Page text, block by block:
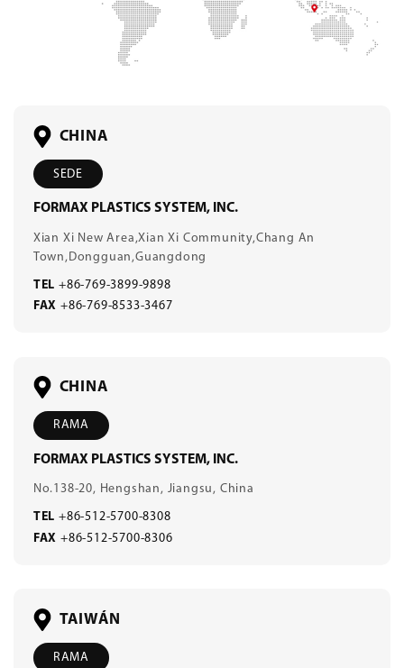
CHINA
SEDE
FORMAX PLASTICS SYSTEM, INC.
Xian Xi New Area,Xian Xi Community,Chang An
Town,Dongguan,Guangdong
TEL+86-769-3899-9898
FAX+86-769-8533-3467
CHINA
RAMA
FORMAX PLASTICS SYSTEM, INC.
No.138-20, Hengshan, Jiangsu, China
TEL+86-512-5700-8308
FAX+86-512-5700-8306
TAIWÁN
RAMA